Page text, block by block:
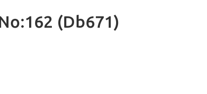
(Db671)